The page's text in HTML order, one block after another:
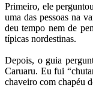
Primeiro, ele
uma das pessoas na
deu tempo nem de
típicas nordestinas.
Depois, o guia
Caruaru. Eu fui
chaveiro com chapéu